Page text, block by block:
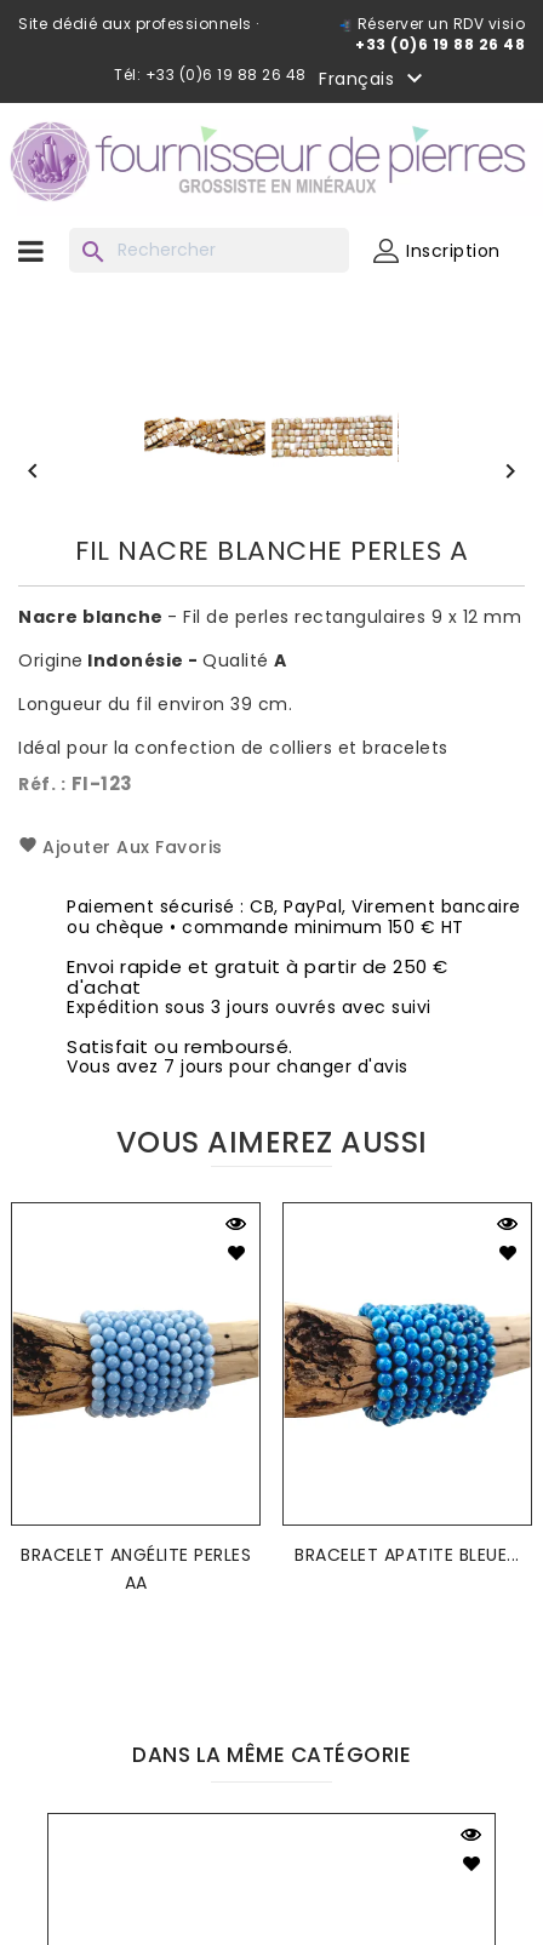
Site dédié aux professionnels ·
Réserver un RDV visio
+33 (0)6 19 88 26 48
Tél: +33 (0)6 19 88 26 48
Français 
search Inscription
 
FIL NACRE BLANCHE PERLES A
Nacre blanche - Fil de perles rectangulaires 9 x 12 mm
Origine Indonésie - Qualité A
Longueur du fil environ 39 cm.
Idéal pour la confection de colliers et bracelets
Réf. : FI-123
Ajouter Aux Favoris
Paiement sécurisé : CB, PayPal, Virement bancaire
ou chèque • commande minimum 150 € HT
Envoi rapide et gratuit à partir de 250 €
d'achat
Expédition sous 3 jours ouvrés avec suivi
Satisfait ou remboursé.
Vous avez 7 jours pour changer d'avis
VOUS AIMEREZ AUSSI
BRACELET ANGÉLITE PERLES
AA
BRACELET APATITE BLEUE...
DANS LA MÊME CATÉGORIE